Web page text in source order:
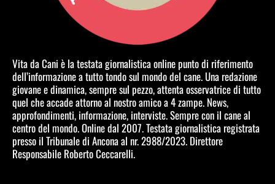
Vita da Cani è la testata giornalistica online punto di riferimento
dell’informazione a tutto tondo sul mondo del cane. Una redazione
giovane e dinamica, sempre sul pezzo, attenta osservatrice di tutto
quel che accade attorno al nostro amico a 4 zampe. News,
approfondimenti, informazione, interviste. Sempre con il cane al
centro del mondo. Online dal 2007. Testata giornalistica registrata
presso il Tribunale di Ancona al nr. 2988/2023. Direttore
Responsabile Roberto Ceccarelli.